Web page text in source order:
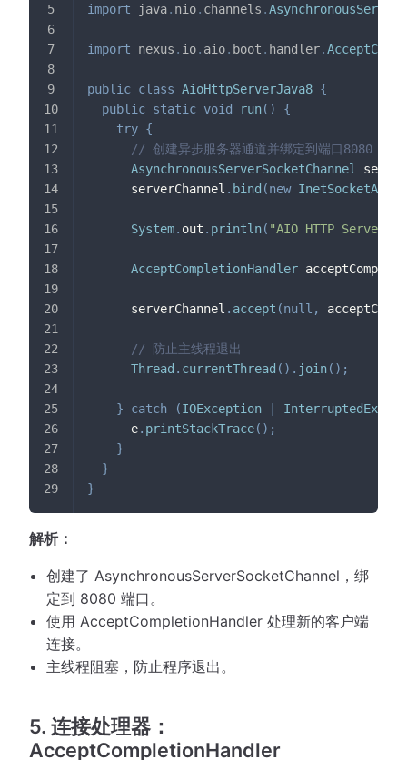
import
java. nio. channels .
import nexus . io. aio. boot . handler.
public class AioHttpServerJava8 {
public static void run( )
{
try {
// 创建异步服务器通道并绑定到端口8080
AsynchronousServerSocketChannel
      serverChannel
. bind (new
System. out . println( "AIO HTTP Server
AcceptCompletionHandler
      serverChannel
. accept (null ,
// 防止主线程退出
Thread . currentThread ( ) . join( ) ;
} catch (IOException
      e
. printStackTrace( ) ;
}
}
}
解析：
创建了 AsynchronousServerSocketChannel，绑
定到 8080 端口。
使用 AcceptCompletionHandler 处理新的客户端
连接。
主线程阻塞，防止程序退出。
5. 连接处理器：
AcceptCompletionHandler